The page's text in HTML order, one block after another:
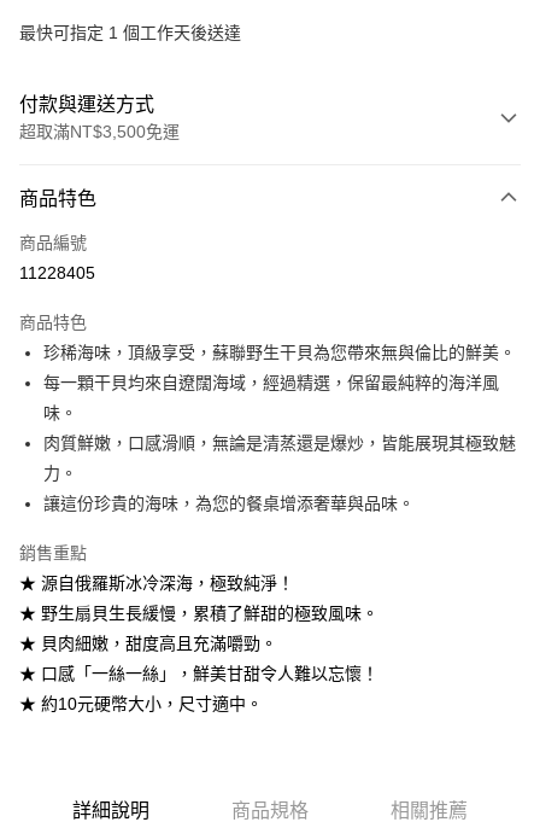
最快可指定 1 個工作天後送達
付款與運送方式
超取滿NT$3,500免運
信用卡一次付款
LINE Pay
悠遊付
ATM付款
運送方式
冷凍宅配
外島冷凍宅配
每筆NT$400，滿NT$6,000(含以上)免運費
商品特色
商品編號
11228405
商品特色
珍稀海味，頂級享受，蘇聯野生干貝為您帶來無與倫比的鮮美。
每一顆干貝均來自遼闊海域，經過精選，保留最純粹的海洋風
味。
肉質鮮嫩，口感滑順，無論是清蒸還是爆炒，皆能展現其極致魅
力。
讓這份珍貴的海味，為您的餐桌增添奢華與品味。
銷售重點
★ 源自俄羅斯冰冷深海，極致純淨！
★ 野生扇貝生長緩慢，累積了鮮甜的極致風味。
★ 貝肉細嫩，甜度高且充滿嚼勁。
★ 口感「一絲一絲」，鮮美甘甜令人難以忘懷！
★ 約10元硬幣大小，尺寸適中。
詳細說明 商品規格 相關推薦